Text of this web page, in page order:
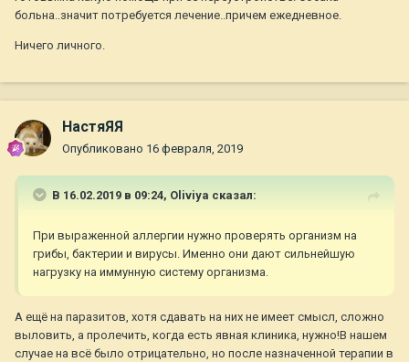
больна..значит потребуется лечение..причем ежедневное.
Ничего личного.
НастяЯЯ
Опубликовано 16 февраля, 2019
В 16.02.2019 в 09:24, Oliviya сказал:
При выраженной аллергии нужно проверять организм на
грибы, бактерии и вирусы. Именно они дают сильнейшую
нагрузку на иммунную систему организма.
А ещё на паразитов, хотя сдавать на них не имеет смысл, сложно
выловить, а пролечить, когда есть явная клиника, нужно!В нашем
случае на всё было отрицательно, но после назначенной терапии в